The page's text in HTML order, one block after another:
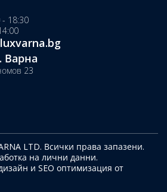
18:30
Варна
23
LTD. Всички права запазени.
на лични данни.
и SEO оптимизация от